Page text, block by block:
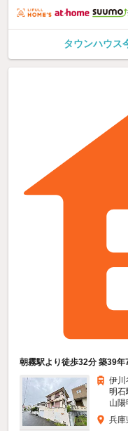
タウンハウス
朝霧駅より徒歩32分 築39
伊川
明石
山陽
兵庫